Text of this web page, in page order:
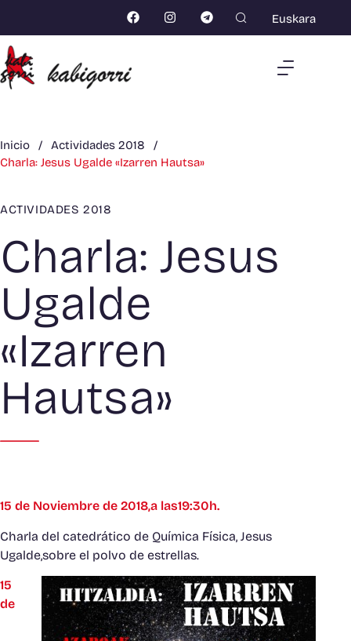
Euskara
Inicio / Actividades 2018
/
Charla: Jesus Ugalde «Izarren Hautsa»
ACTIVIDADES 2018
Charla: Jesus
Ugalde
«Izarren
Hautsa»
15 de Noviembre de 2018,a las19:30h.
Charla del catedrático de Química Física, Jesus
Ugalde,sobre el polvo de estrellas.
15
de